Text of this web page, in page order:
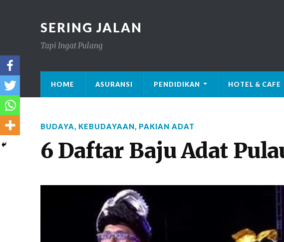
SERING JALAN
Tapi Ingat Pulang
HOME ASURANSI PENDIDIKAN HOTEL & CAFE
BUDAYA, KEBUDAYAAN, PAKIAN ADAT
6 Daftar Baju Adat